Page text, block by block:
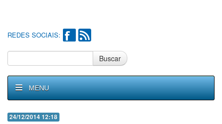
REDES SOCIAIS:
Buscar
MENU
24/12/2014 12:18